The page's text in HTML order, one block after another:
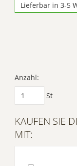
Lieferbar in 3-5
Anzahl:
St
KAUFEN SIE
MIT: